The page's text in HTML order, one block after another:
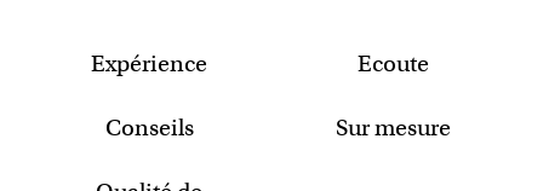
Expérience Ecoute
Conseils Sur mesure